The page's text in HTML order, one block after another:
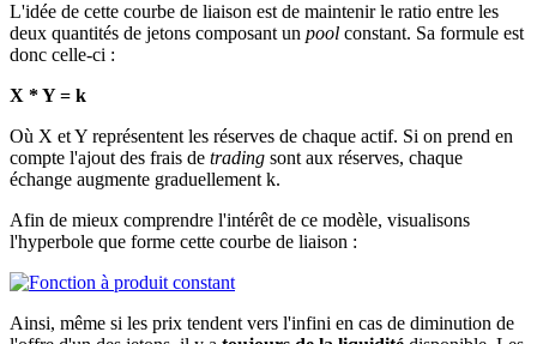
L'idée de cette courbe de liaison est de maintenir le ratio entre les
deux quantités de jetons composant un pool constant. Sa formule est
donc celle-ci :
X * Y = k
Où X et Y représentent les réserves de chaque actif. Si on prend en
compte l'ajout des frais de trading sont aux réserves, chaque
échange augmente graduellement k.
Afin de mieux comprendre l'intérêt de ce modèle, visualisons
l'hyperbole que forme cette courbe de liaison :
Ainsi, même si les prix tendent vers l'infini en cas de diminution de